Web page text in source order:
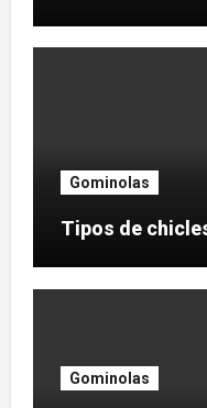
Gominolas
Tipos de
Gominolas